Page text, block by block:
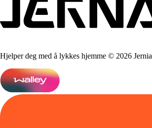
Hjelper deg med å lykkes hjemme © 2026 Jernia